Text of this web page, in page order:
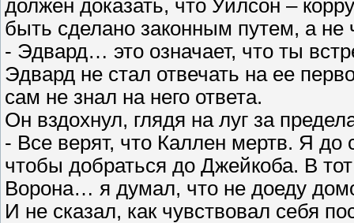
должен доказать, что Уилсон –
быть сделано законным путем, а не
- Эдвард… это означает, что ты
Эдвард не стал отвечать на ее
сам не знал на него ответа.
Он вздохнул, глядя на луг за
- Все верят, что Каллен мертв. Я до
чтобы добраться до Джейкоба. В
Ворона… я думал, что не доеду
И не сказал, как чувствовал себя